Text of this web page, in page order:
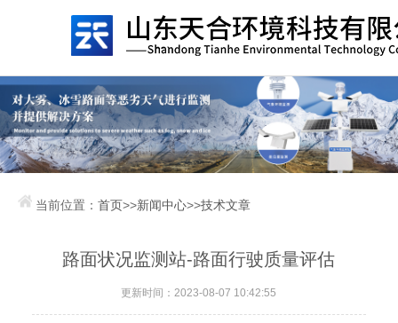
当前位置：首页>>新闻中心>>技术文章
路面状况监测站-路面行驶质量评估
更新时间：2023-08-07 10:42:55